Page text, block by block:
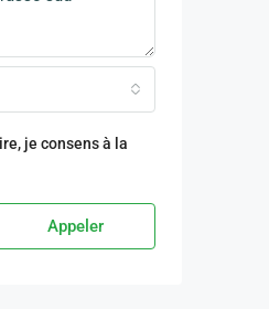
je consens à la
Appeler